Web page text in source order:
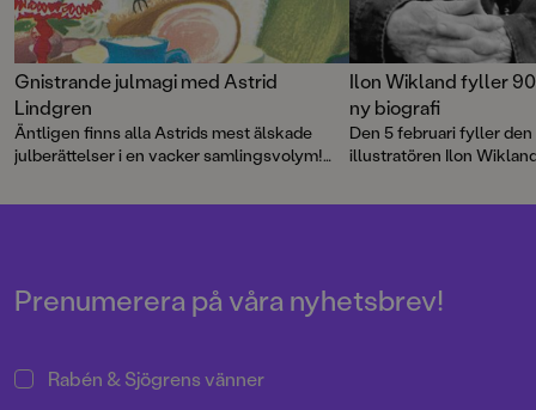
Gnistrande julmagi med Astrid
Lindgren
Äntligen finns alla Astrids mest älskade
julberättelser i en vacker samlingsvolym!
och alla de andra favoritfigurerna. Boken är
Eva Eriksson.
Ilon Wikland fyller
ny biografi
Den 5 februari fyller
illustratören Ilon
Tammers innehållsrika
Prenumerera på våra nyhetsbrev!
Rabén & Sjögrens vänner